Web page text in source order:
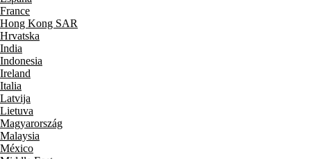
France
Hong Kong SAR
Hrvatska
India
Indonesia
Ireland
Italia
Latvija
Lietuva
Magyarország
Malaysia
México